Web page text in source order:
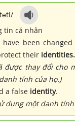
tin cá nhân
been
their identities.
được thay đổi cho
tính của họ.)
a false identity.
dụng một danh tính